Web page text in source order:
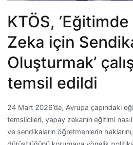
KTÖS,
Zeka için
Oluşturmak’
temsil edildi
24 Mart 2026’da, Avrupa çapındaki
temsilcileri, yapay zekanın eğitimi
ve sendikaların öğretmenlerin